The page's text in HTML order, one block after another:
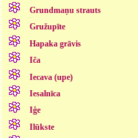
Grundmaņu strauts
Gružupīte
Hapaka grāvis
Iča
Iecava (upe)
Iesalnīca
Iģe
Ilūkste